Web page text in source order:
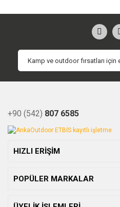
+90 (542) 807 6585
HIZLI ERİŞİM
POPÜLER MARKALAR